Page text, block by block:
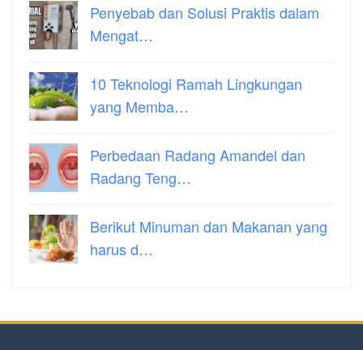
Penyebab dan Solusi Praktis dalam
Mengat…
10 Teknologi Ramah Lingkungan
yang Memba…
Perbedaan Radang Amandel dan
Radang Teng…
Berikut Minuman dan Makanan yang
harus d…